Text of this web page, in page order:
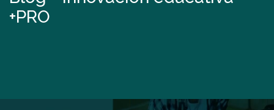
+PRO